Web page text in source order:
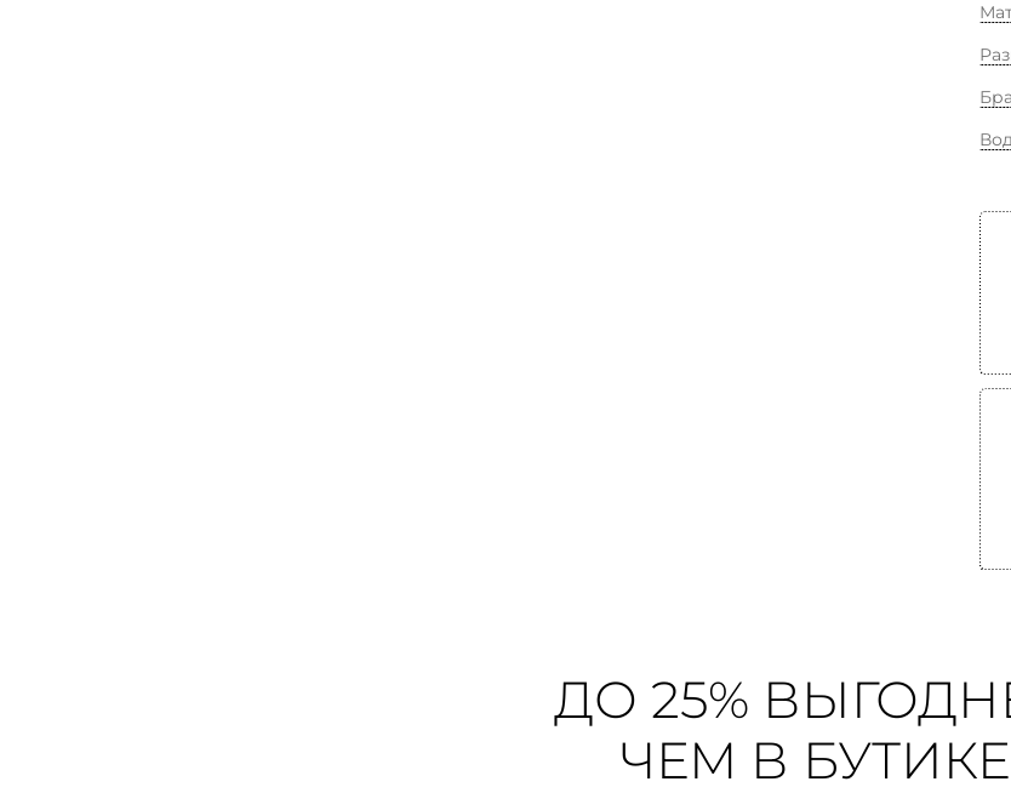
ДО 25%
ЧЕМ В БУТИКЕ